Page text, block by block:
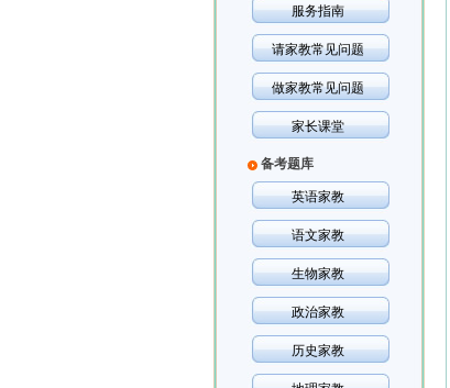
服务指南
请家教常见问题
做家教常见问题
家长课堂
备考题库
英语家教
语文家教
生物家教
政治家教
历史家教